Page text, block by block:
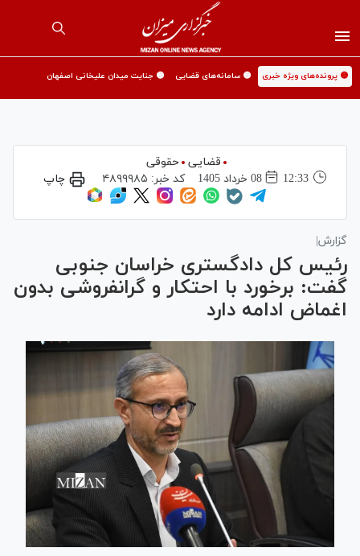
🟡 پرونده‌های ویژه خبری 🟡 سامانه‌های قضایی 🟡 جنایت میدان علیخانی اصفهان
قضایی حقوقی
12:33
08 خرداد 1405 کد خبر: ۴۸۹۹۹۸۵ چاپ
گزارش|
رئیس کل دادگستری خراسان جنوبی
گفت: برخورد با احتکار و گرانفروشی بدون
اغماض ادامه دارد